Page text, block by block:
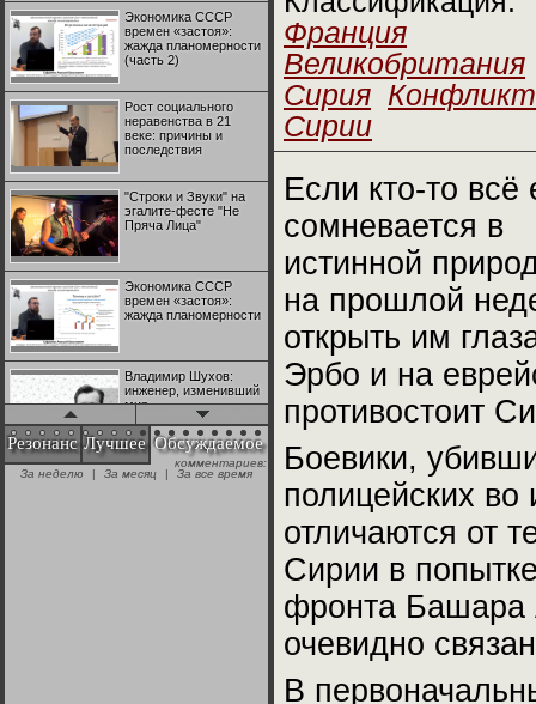
Экономика СССР
времен «застоя»:
жажда планомерности
(часть 2)
Рост социального
неравенства в 21
веке: причины и
последствия
"Строки и Звуки" на
эгалите-фесте "Не
Пряча Лица"
Экономика СССР
времен «застоя»:
жажда планомерности
Владимир Шухов:
инженер, изменивший
мир
"Аркадий Коц" на
эгалите-фесте "Не
Резонанс Лучшее Обсуждаемое
комментариев:
За неделю
| За месяц | За все время
Франция
Великобритания
Сирия
Сирии
Если кто-то
сомневается в
истинной
на прошлой
открыть им
Эрбо и на
противостоит
Боевики,
полицейских во
отличаются от
Сирии в
фронта Башара
очевидно
В